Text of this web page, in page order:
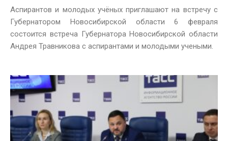
Аспирантов и молодых учёных приглашают на встречу с
Губернатором Новосибирской области 6 февраля
состоится встреча Губернатора Новосибирской области
Андрея Травникова с аспирантами и молодыми учеными.